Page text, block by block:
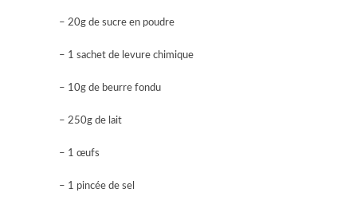
– 20g de sucre en poudre
– 1 sachet de levure chimique
– 10g de beurre fondu
– 250g de lait
– 1 œufs
– 1 pincée de sel